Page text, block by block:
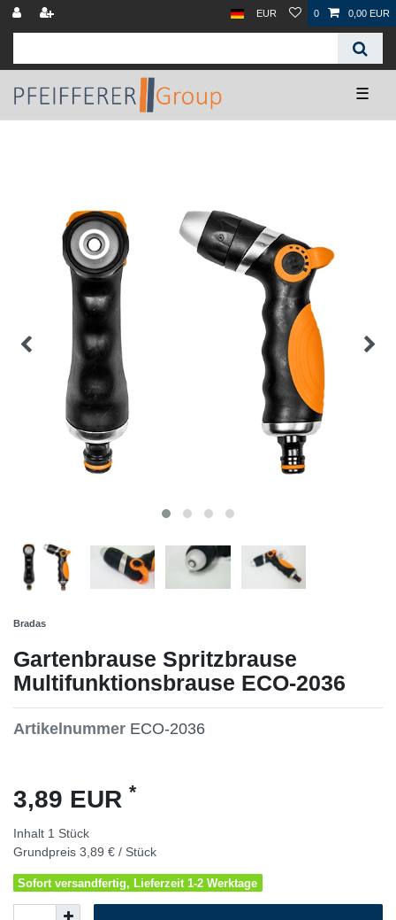
EUR 0 0,00 EUR
☰
Bradas
Gartenbrause Spritzbrause
Multifunktionsbrause ECO-2036
Artikelnummer ECO-2036
3,89 EUR *
Inhalt 1 Stück
Grundpreis 3,89 € / Stück
Sofort versandfertig, Lieferzeit 1-2 Werktage